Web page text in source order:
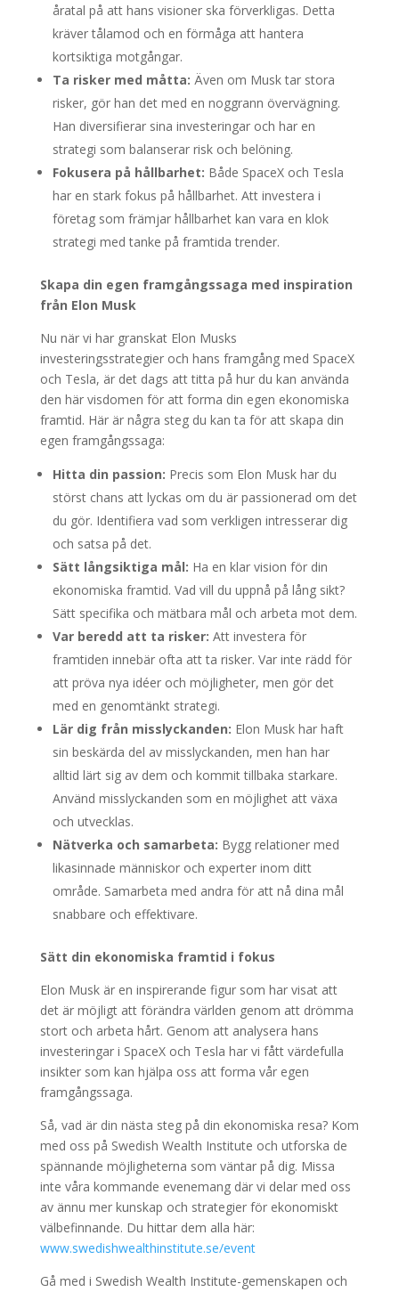
åratal på att hans visioner ska förverkligas. Detta
kräver tålamod och en förmåga att hantera
kortsiktiga motgångar.
Ta risker med måtta: Även om Musk tar stora
risker, gör han det med en noggrann övervägning.
Han diversifierar sina investeringar och har en
strategi som balanserar risk och belöning.
Fokusera på hållbarhet: Både SpaceX och Tesla
har en stark fokus på hållbarhet. Att investera i
företag som främjar hållbarhet kan vara en klok
strategi med tanke på framtida trender.
Skapa din egen framgångssaga med inspiration
från Elon Musk
Nu när vi har granskat Elon Musks
investeringsstrategier och hans framgång med SpaceX
och Tesla, är det dags att titta på hur du kan använda
den här visdomen för att forma din egen ekonomiska
framtid. Här är några steg du kan ta för att skapa din
egen framgångssaga:
Hitta din passion: Precis som Elon Musk har du
störst chans att lyckas om du är passionerad om det
du gör. Identifiera vad som verkligen intresserar dig
och satsa på det.
Sätt långsiktiga mål: Ha en klar vision för din
ekonomiska framtid. Vad vill du uppnå på lång sikt?
Sätt specifika och mätbara mål och arbeta mot dem.
Var beredd att ta risker: Att investera för
framtiden innebär ofta att ta risker. Var inte rädd för
att pröva nya idéer och möjligheter, men gör det
med en genomtänkt strategi.
Lär dig från misslyckanden: Elon Musk har haft
sin beskärda del av misslyckanden, men han har
alltid lärt sig av dem och kommit tillbaka starkare.
Använd misslyckanden som en möjlighet att växa
och utvecklas.
Nätverka och samarbeta: Bygg relationer med
likasinnade människor och experter inom ditt
område. Samarbeta med andra för att nå dina mål
snabbare och effektivare.
Sätt din ekonomiska framtid i fokus
Elon Musk är en inspirerande figur som har visat att
det är möjligt att förändra världen genom att drömma
stort och arbeta hårt. Genom att analysera hans
investeringar i SpaceX och Tesla har vi fått värdefulla
insikter som kan hjälpa oss att forma vår egen
framgångssaga.
Så, vad är din nästa steg på din ekonomiska resa? Kom
med oss på Swedish Wealth Institute och utforska de
spännande möjligheterna som väntar på dig. Missa
inte våra kommande evenemang där vi delar med oss
av ännu mer kunskap och strategier för ekonomiskt
välbefinnande. Du hittar dem alla här:
www.swedishwealthinstitute.se/event
Gå med i Swedish Wealth Institute-gemenskapen och